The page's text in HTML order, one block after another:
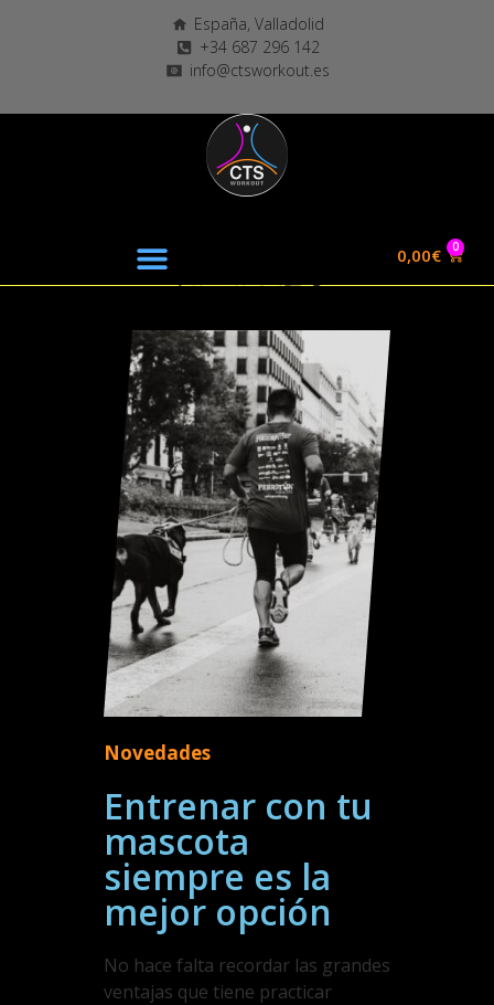
España, Valladolid
+34 687 296 142
info@ctsworkout.es
0,00€ 0
Novedades
Entrenar con tu
mascota
siempre es la
mejor opción
No hace falta recordar las grandes
ventajas que tiene practicar